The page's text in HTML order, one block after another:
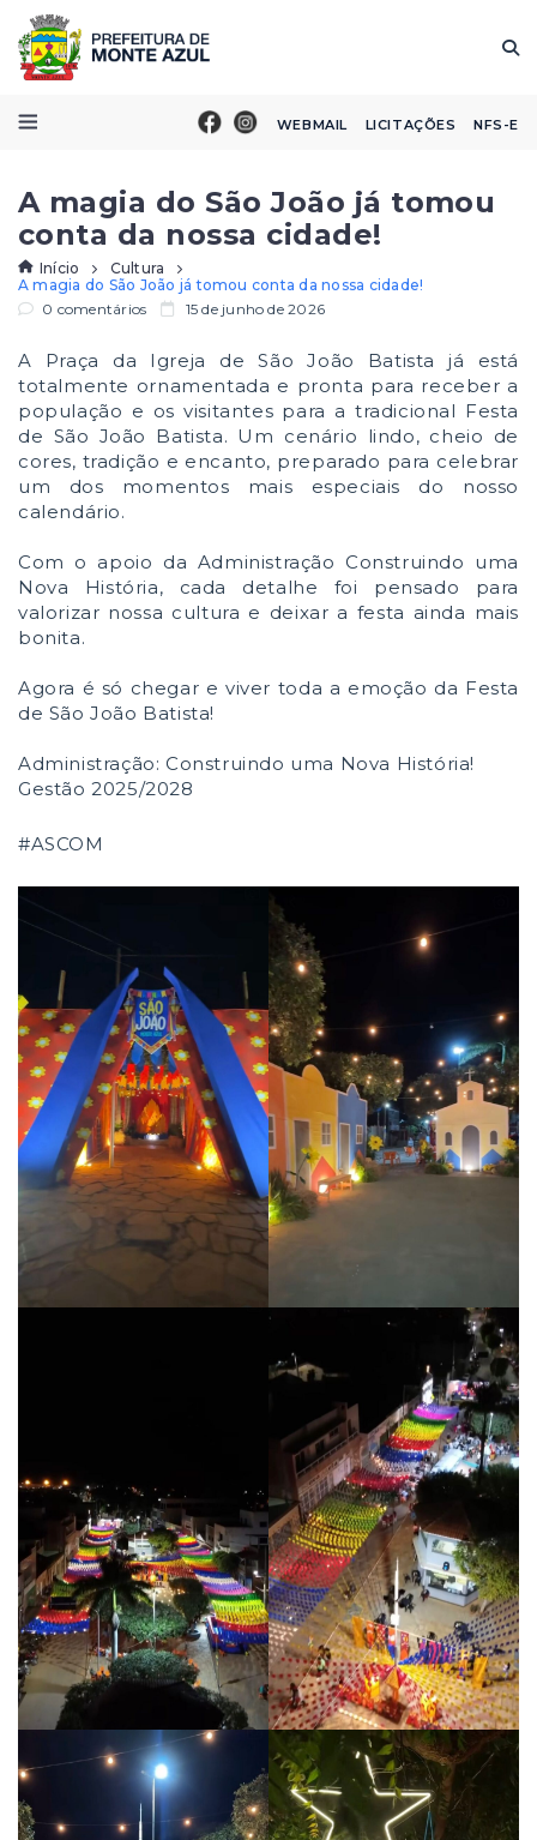
WEBMAIL LICITAÇÕES NFS-E
A magia do São João já tomou
conta da nossa cidade!
Início
Cultura
A magia do São João já tomou conta da nossa cidade!
0 comentários
15 de junho de 2026
A Praça da Igreja de São João Batista já está
totalmente ornamentada e pronta para receber a
população e os visitantes para a tradicional Festa
de São João Batista. Um cenário lindo, cheio de
cores, tradição e encanto, preparado para celebrar
um dos momentos mais especiais do nosso
calendário.
Com o apoio da Administração Construindo uma
Nova História, cada detalhe foi pensado para
valorizar nossa cultura e deixar a festa ainda mais
bonita.
Agora é só chegar e viver toda a emoção da Festa
de São João Batista!
Administração: Construindo uma Nova História!
Gestão 2025/2028
#ASCOM